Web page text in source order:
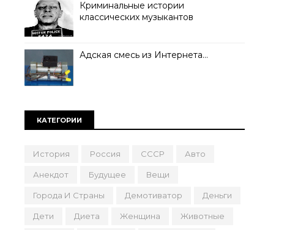
Криминальные истории
классических музыкантов
Адская смесь из Интернета…
КАТЕГОРИИ
История Россия СССР Авто
Анекдот Будущее Вещи
Города И Страны Демотиватор Деньги
Дети Диета Женщина Животные